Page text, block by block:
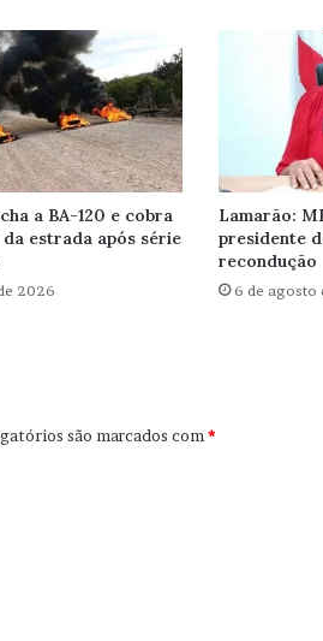
a BA-120 e cobra
estrada após série
2026
Lamarão:
presidente
recondução
6 de agosto
são marcados com*